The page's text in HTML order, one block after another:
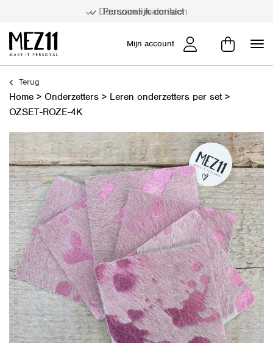
Persoonlijk contact
Mijn account
Terug
Home > Onderzetters > Leren onderzetters per set>
OZSET-ROZE-4K